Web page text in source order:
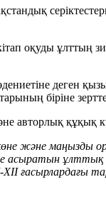
оқуды ұлттың
деген
біріне
авторлық құқық
және маңызды
асыратын ұлттық
XII ғасырлардағы